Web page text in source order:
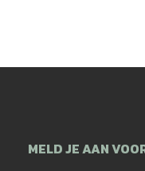
MELD JE AAN